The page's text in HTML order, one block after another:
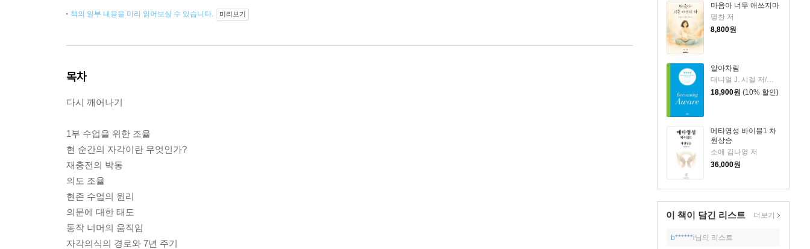
마음아 너무 애쓰지마
명찬 저
8,800원
알아차림
18,900원 (10% 할인)
메타영성 바이블1 차
원상승
소애 김나영 저
36,000원
이 책이 담긴 리스트 더보기
b******i님의 리스트
책의 일부 내용을 미리 읽어보실 수 있습니다. 미리보기
목차
다시 깨어나기
1부 수업을 위한 조율
현 순간의 자각이란 무엇인가?
재충전의 박동
의도 조율
현존 수업의 원리
의문에 대한 태도
동작 너머의 움직임
자각의식의 경로와 7년 주기